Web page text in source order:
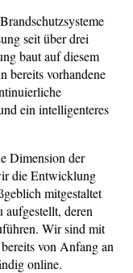
seit über drei
baut auf diesem
bereits vorhandene
ein intelligenteres
Dimension der
die Entwicklung
mitgestaltet
aufgestellt, deren
Wir sind mit
von Anfang an
online.